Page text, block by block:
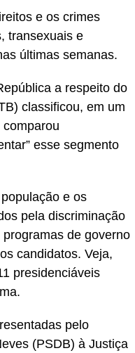
e os crimes
transexuais e
últimas semanas.
a respeito do
classificou, em um
esse segmento
e os
pela discriminação
de governo
candidatos. Veja,
presidenciáveis
pelo
(PSDB) à Justiça